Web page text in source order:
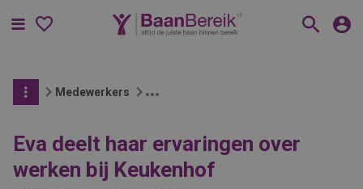
Menu
Medewerkers
Eva deelt haar ervaringen over
werken bij Keukenhof